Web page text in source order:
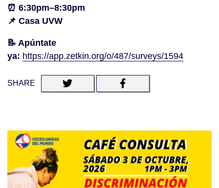
⏰ 6:30pm–8:30pm
📌 Casa UVW
📝 Apúntate
ya: https://app.zetkin.org/o/487/surveys/1594
SHARE